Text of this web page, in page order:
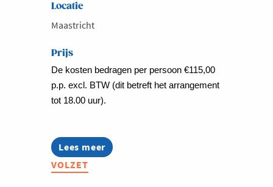
Locatie
Maastricht
Prijs
De kosten bedragen per persoon €115,00
p.p. excl. BTW (dit betreft het arrangement
tot 18.00 uur).
Lees meer
about
Grenzeloos
Netwerkevent
VOLZET